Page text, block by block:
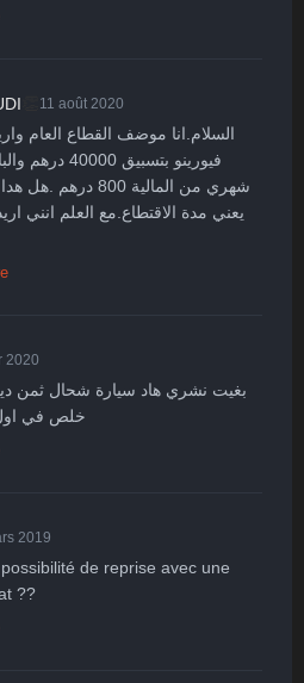
11 août 2020
2020
خلص في
2019
de reprise avec une
??